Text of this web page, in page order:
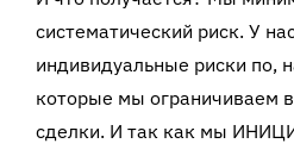
систематический риск. У
индивидуальные риски по,
которые мы ограничиваем
сделки. И так как мы